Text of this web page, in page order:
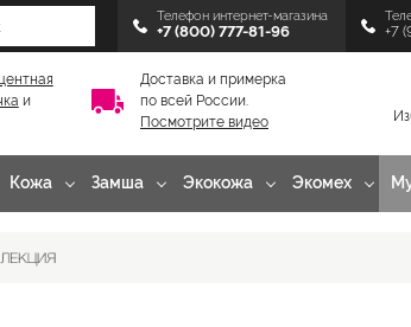
Телефон интернет-магазина
+7 (800) 777-81-96 +7
и
Доставка и примерка
по всей России.
Посмотрите видео
Кожа Замша Экокожа Экомех